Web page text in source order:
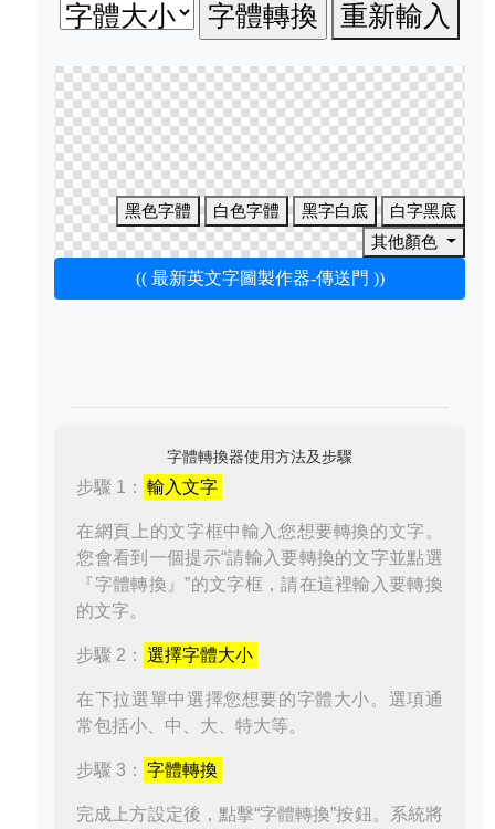
重新輸入
黑色字體 白色字體 黑字白底
白字黑底
其他顏色
(( 最新英文字圖製作器-傳送門 ))
字體轉換器使用方法及步驟
步驟 1： 輸入文字
在網頁上的文字框中輸入您想要轉換的文字。
您會看到一個提示“請輸入要轉換的文字並點選
『字體轉換』”的文字框，請在這裡輸入要轉換
的文字。
步驟 2： 選擇字體大小
在下拉選單中選擇您想要的字體大小。選項通
常包括小、中、大、特大等。
步驟 3： 字體轉換
完成上方設定後，點擊“字體轉換”按鈕。系統將